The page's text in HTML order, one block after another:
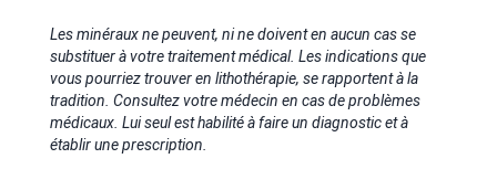
Les minéraux ne peuvent, ni ne doivent en aucun cas se
substituer à votre traitement médical. Les indications que
vous pourriez trouver en lithothérapie, se rapportent à la
tradition. Consultez votre médecin en cas de problèmes
médicaux. Lui seul est habilité à faire un diagnostic et à
établir une prescription.